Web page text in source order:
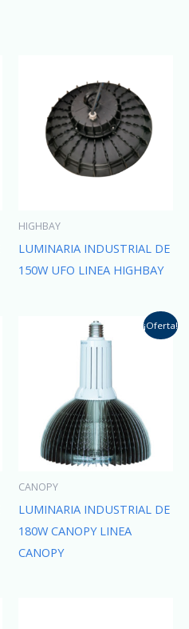
HIGHBAY
LUMINARIA INDUSTRIAL DE
150W UFO LINEA HIGHBAY
¡Oferta!
CANOPY
LUMINARIA INDUSTRIAL DE
180W CANOPY LINEA
CANOPY